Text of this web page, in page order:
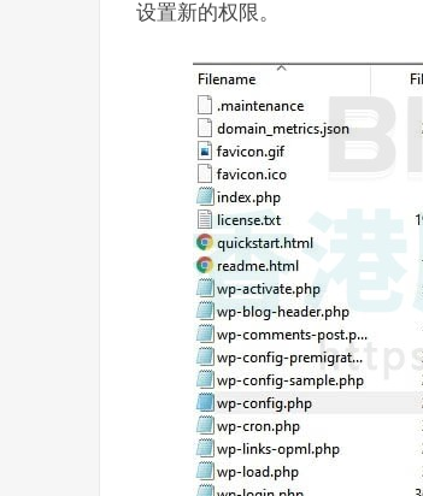
设置新的权限。